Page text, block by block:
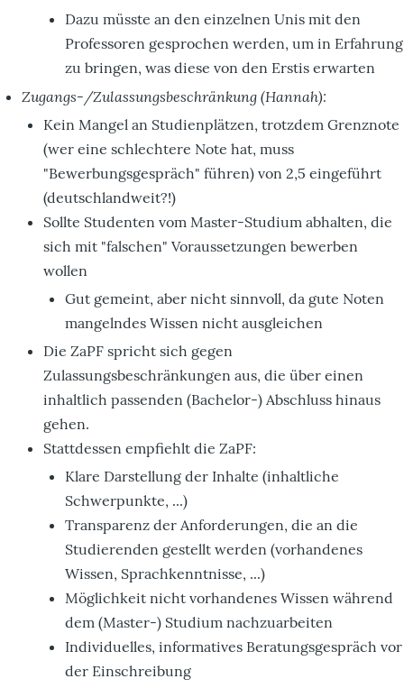
Dazu müsste an den einzelnen Unis mit den
Professoren gesprochen werden, um in Erfahrung
zu bringen, was diese von den Erstis erwarten
Zugangs-/Zulassungsbeschränkung (Hannah):
Kein Mangel an Studienplätzen, trotzdem Grenznote
(wer eine schlechtere Note hat, muss
"Bewerbungsgespräch" führen) von 2,5 eingeführt
(deutschlandweit?!)
Sollte Studenten vom Master-Studium abhalten, die
sich mit "falschen" Voraussetzungen bewerben
wollen
Gut gemeint, aber nicht sinnvoll, da gute Noten
mangelndes Wissen nicht ausgleichen
Die ZaPF spricht sich gegen
Zulassungsbeschränkungen aus, die über einen
inhaltlich passenden (Bachelor-) Abschluss hinaus
gehen.
Stattdessen empfiehlt die ZaPF:
Klare Darstellung der Inhalte (inhaltliche
Schwerpunkte, ...)
Transparenz der Anforderungen, die an die
Studierenden gestellt werden (vorhandenes
Wissen, Sprachkenntnisse, ...)
Möglichkeit nicht vorhandenes Wissen während
dem (Master-) Studium nachzuarbeiten
Individuelles, informatives Beratungsgespräch vor
der Einschreibung